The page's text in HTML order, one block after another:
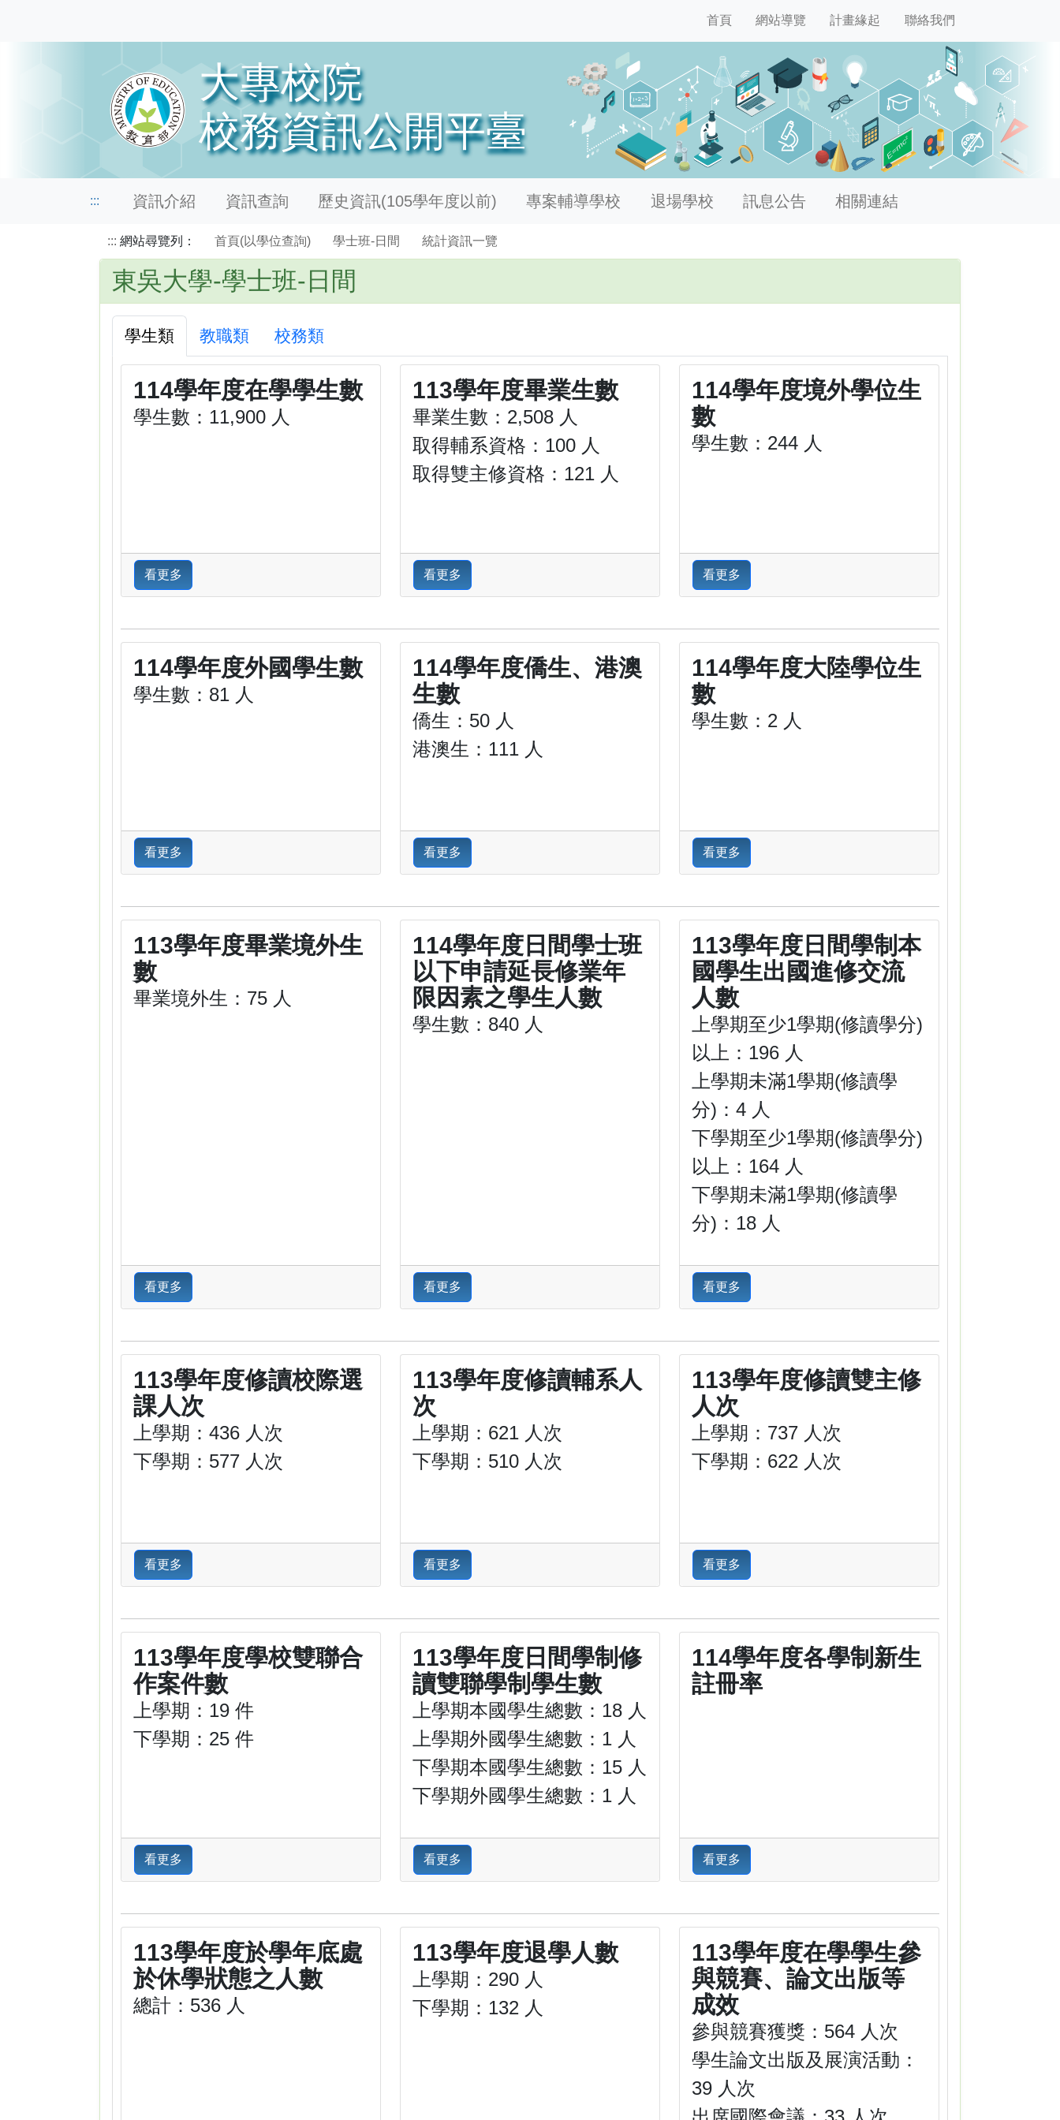
首頁 網站導覽 計畫緣起 聯絡我們
::: 資訊介紹 資訊查詢 歷史資訊(105學年度以前) 專案輔導學校 退場學校 訊息公告 相關連結
::: 網站尋覽列： 首頁(以學位查詢) 學士班-日間 統計資訊一覽
東吳大學-學士班-日間
學生類 教職類 校務類
114學年度在學學生數
學生數：11,900 人
看更多
113學年度畢業生數
畢業生數：2,508 人
取得輔系資格：100 人
取得雙主修資格：121 人
看更多
114學年度境外學位生
數
學生數：244 人
看更多
114學年度外國學生數
學生數：81 人
看更多
114學年度僑生、港澳
生數
僑生：50 人
港澳生：111 人
看更多
114學年度大陸學位生
數
學生數：2 人
看更多
113學年度畢業境外生
數
畢業境外生：75 人
看更多
114學年度日間學士班
以下申請延長修業年
限因素之學生人數
學生數：840 人
看更多
113學年度日間學制本
國學生出國進修交流
人數
上學期至少1學期(修讀學分)
以上：196 人
上學期未滿1學期(修讀學
分)：4 人
下學期至少1學期(修讀學分)
以上：164 人
下學期未滿1學期(修讀學
分)：18 人
看更多
113學年度修讀校際選
課人次
上學期：436 人次
下學期：577 人次
看更多
113學年度修讀輔系人
次
上學期：621 人次
下學期：510 人次
看更多
113學年度修讀雙主修
人次
上學期：737 人次
下學期：622 人次
看更多
113學年度學校雙聯合
作案件數
上學期：19 件
下學期：25 件
看更多
113學年度日間學制修
讀雙聯學制學生數
上學期本國學生總數：18 人
上學期外國學生總數：1 人
下學期本國學生總數：15 人
下學期外國學生總數：1 人
看更多
114學年度各學制新生
註冊率
看更多
113學年度於學年底處
於休學狀態之人數
總計：536 人
113學年度退學人數
上學期：290 人
下學期：132 人
113學年度在學學生參
與競賽、論文出版等
成效
參與競賽獲獎：564 人次
學生論文出版及展演活動：
39 人次